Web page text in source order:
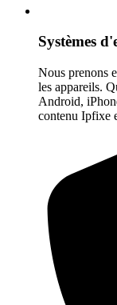
Systèmes
Nous prenons
les appareils.
Android,
contenu Ipfixe